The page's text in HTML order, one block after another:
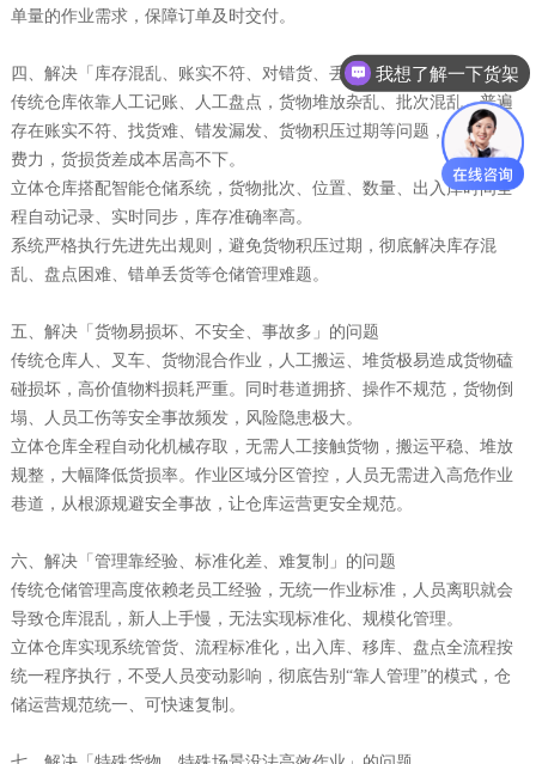
单量的作业需求，保障订单及时交付。
四、解决「库存混乱、账实不符、对错货、丢货」的问题
传统仓库依靠人工记账、人工盘点，货物堆放杂乱、批次混乱，普遍
存在账实不符、找货难、错发漏发、货物积压过期等问题，盘点耗时
费力，货损货差成本居高不下。
立体仓库搭配智能仓储系统，货物批次、位置、数量、出入库时间全
程自动记录、实时同步，库存准确率高。
系统严格执行先进先出规则，避免货物积压过期，彻底解决库存混
乱、盘点困难、错单丢货等仓储管理难题。
五、解决「货物易损坏、不安全、事故多」的问题
传统仓库人、叉车、货物混合作业，人工搬运、堆货极易造成货物磕
碰损坏，高价值物料损耗严重。同时巷道拥挤、操作不规范，货物倒
塌、人员工伤等安全事故频发，风险隐患极大。
立体仓库全程自动化机械存取，无需人工接触货物，搬运平稳、堆放
规整，大幅降低货损率。作业区域分区管控，人员无需进入高危作业
巷道，从根源规避安全事故，让仓库运营更安全规范。
六、解决「管理靠经验、标准化差、难复制」的问题
传统仓储管理高度依赖老员工经验，无统一作业标准，人员离职就会
导致仓库混乱，新人上手慢，无法实现标准化、规模化管理。
立体仓库实现系统管货、流程标准化，出入库、移库、盘点全流程按
统一程序执行，不受人员变动影响，彻底告别“靠人管理”的模式，仓
储运营规范统一、可快速复制。
我想了解一下货架